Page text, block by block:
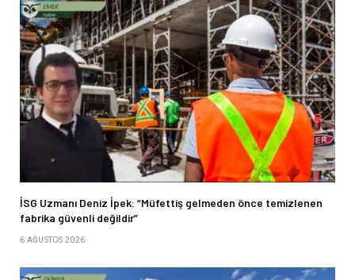
İSG Uzmanı Deniz İpek: “Müfettiş gelmeden önce temizlenen
fabrika güvenli değildir”
6 AĞUSTOS 2026